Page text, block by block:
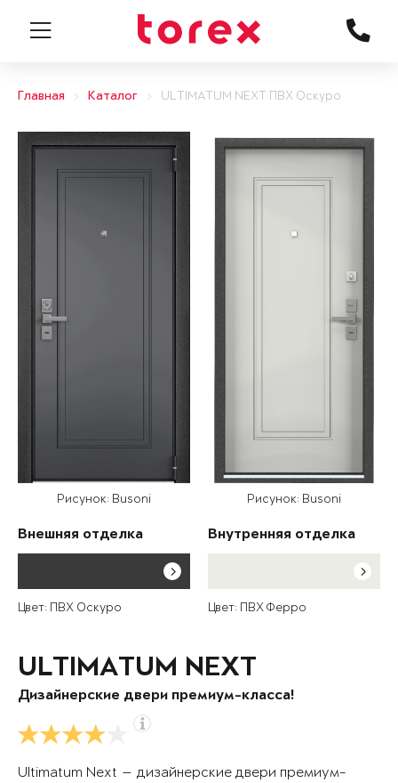
Главная Каталог ULTIMATUM NEXT ПВХ Оскуро
Рисунок: Busoni
Внешняя отделка
Цвет: ПВХ Оскуро
Рисунок: Busoni
Внутренняя отделка
Цвет: ПВХ Ферро
ULTIMATUM NEXT
Дизайнерские двери премиум-класса!
Ultimatum Next — дизайнерские двери премиум-